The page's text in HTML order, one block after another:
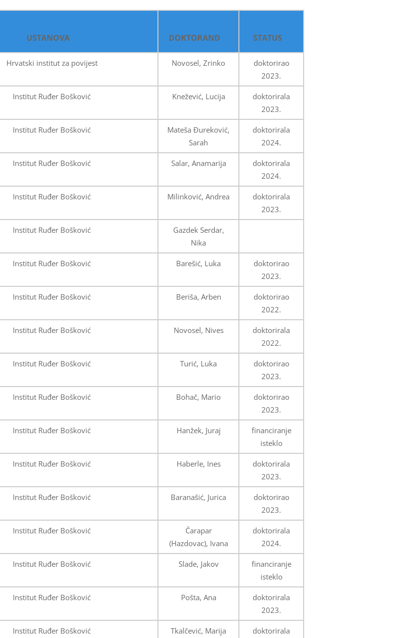
USTANOVA DOKTORAND STATUS
Hrvatski institut za povijest Novosel, Zrinko
doktorirao
2023.
Institut Ruđer Bošković Knežević, Lucija
doktorirala
2023.
Institut Ruđer Bošković
Mateša Đureković,
Sarah
doktorirala
2024.
Institut Ruđer Bošković Salar, Anamarija
doktorirala
2024.
Institut Ruđer Bošković Milinković, Andrea
doktorirala
2023.
Institut Ruđer Bošković
Gazdek Serdar,
Nika
Institut Ruđer Bošković Barešić, Luka
doktorirao
2023.
Institut Ruđer Bošković Beriša, Arben
doktorirao
2022.
Institut Ruđer Bošković Novosel, Nives
doktorirala
2022.
Institut Ruđer Bošković Turić, Luka
doktorirao
2023.
Institut Ruđer Bošković Bohač, Mario
doktorirao
2023.
Institut Ruđer Bošković Hanžek, Juraj
financiranje
isteklo
Institut Ruđer Bošković Haberle, Ines
doktorirala
2023.
Institut Ruđer Bošković Baranašić, Jurica
doktorirao
2023.
Institut Ruđer Bošković
Čarapar
(Hazdovac), Ivana
doktorirala
2024.
Institut Ruđer Bošković Slade, Jakov
financiranje
isteklo
Institut Ruđer Bošković Pošta, Ana
doktorirala
2023.
Institut Ruđer Bošković Tkalčević, Marija
doktorirala